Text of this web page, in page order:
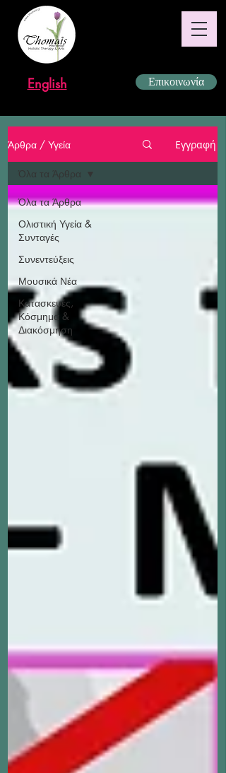
English Επικοινωνία
Άρθρα / Υγεία Εγγραφή
Όλα τα Άρθρα
Ολιστική Υγεία &
Συνταγές
Συνεντεύξεις
Μουσικά Νέα
Κατασκευές,
Κόσμημα &
Διακόσμηση
Όλα τα Άρθρα